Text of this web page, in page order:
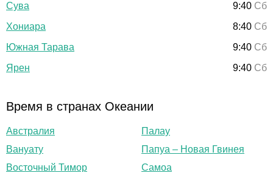
Сува
9:40 Сб
Хониара
8:40 Сб
Южная Тарава
9:40 Сб
Ярен
9:40 Сб
Время в странах Океании
Австралия
Вануату
Восточный Тимор
Палау
Папуа – Новая Гвинея
Самоа